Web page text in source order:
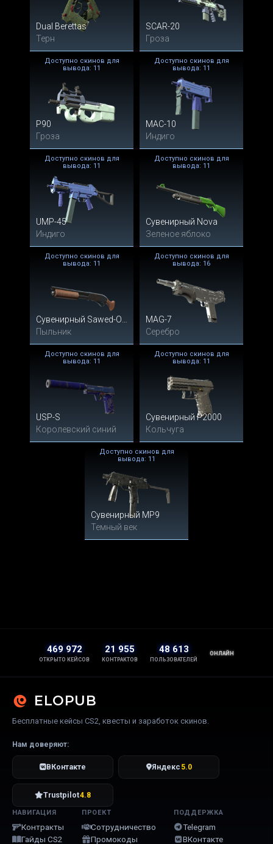
Dual Berettas
Терн
SCAR-20
Гроза
P90
Гроза
Доступно скинов для
вывода: 11
MAC-10
Индиго
Доступно скинов для
вывода: 11
UMP-45
Индиго
Доступно скинов для
вывода: 11
Сувенирный Nova
Зеленое яблоко
Доступно скинов для
вывода: 11
Пыльник
Доступно скинов для
вывода: 11
MAG-7
Серебро
Доступно скинов для
вывода: 16
USP-S
Королевский синий
Доступно скинов для
вывода: 11
Сувенирный P2000
Кольчуга
Доступно скинов для
вывода: 11
Сувенирный MP9
Темный век
Доступно скинов для
вывода: 11
469 972
ОТКРЫТО КЕЙСОВ
21 955
КОНТРАКТОВ
48 613
ПОЛЬЗОВАТЕЛЕЙ
ОНЛАЙН
ELOPUB
Бесплатные кейсы CS2, квесты и заработок скинов.
Нам доверяют:
ВКонтакте Яндекс 5.0
Trustpilot4.8
НАВИГАЦИЯ
Контракты
Гайды CS2
ПРОЕКТ
Сотрудничество
Промокоды
ПОДДЕРЖКА
Telegram
ВКонтакте